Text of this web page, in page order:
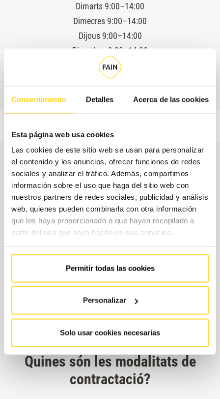
Consentimiento Detalles Acerca de las cookies
Esta página web usa cookies
Las cookies de este sitio web se usan para personalizar
el contenido y los anuncios, ofrecer funciones de redes
sociales y analizar el tráfico. Además, compartimos
información sobre el uso que haga del sitio web con
nuestros partners de redes sociales, publicidad y análisis
web, quienes pueden combinarla con otra información
que les haya proporcionado o que hayan recopilado a
partir del uso que haya hecho de sus servicios.
Permitir todas las cookies
Personalizar
Solo usar cookies necesarias
Dimarts 9:00–14:00
Dimecres 9:00–14:00
Dijous 9:00–14:00
Divendres 9:00–14:00
Servei tècnic 24 hores
Quines són les modalitats de
contractació?